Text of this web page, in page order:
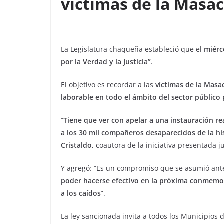
La Legislatura chaqueña estableció que el
por la Verdad y la Justicia”.
El objetivo es recordar a las víctimas de la
laborable en todo el ámbito del sector público
“Tiene que ver con apelar a una instauración
a los 30 mil compañeros desaparecidos de la
Cristaldo, coautora de la iniciativa presentada
Y agregó: “Es un compromiso que se asumió
poder hacerse efectivo en la próxima
a los caídos”.
La ley sancionada invita a todos los Municipios